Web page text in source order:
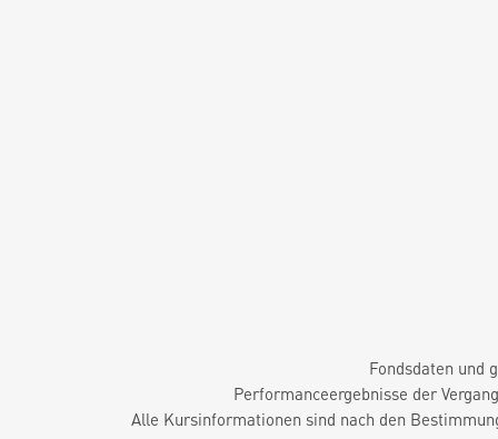
Fondsdaten und
Performanceergebnisse der
Alle Kursinformationen sind nach den